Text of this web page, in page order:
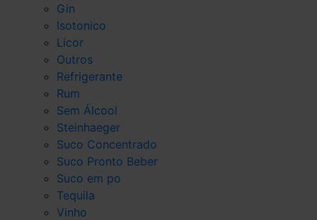
Gin
Isotonico
Licor
Outros
Refrigerante
Rum
Sem Álcool
Steinhaeger
Suco Concentrado
Suco Pronto Beber
Suco em po
Tequila
Vinho